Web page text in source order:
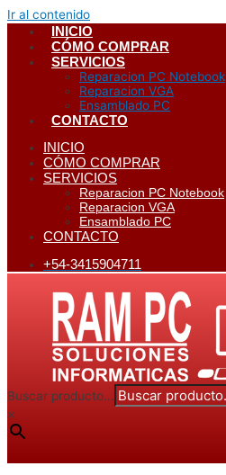
Ir al contenido
INICIO
CÓMO COMPRAR
SERVICIOS
Reparacion PC Notebook
Reparacion VGA
Ensamblado PC
CONTACTO
INICIO
CÓMO COMPRAR
SERVICIOS
Reparacion PC Notebook
Reparacion VGA
Ensamblado PC
CONTACTO
+54-3415904711
Buscar producto...
×